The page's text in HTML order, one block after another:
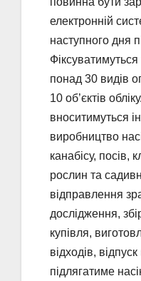
електронній
наступного дня
понад 30 видів
10 об’єктів
вноситимуться
виробництво
канабісу, посів,
рослин та
відправлення
дослідження,
купівля,
відходів,
підлягатиме